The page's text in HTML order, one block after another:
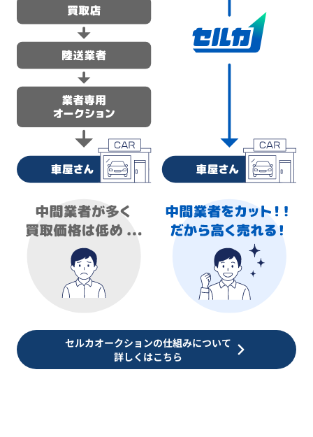
セルカオークションの仕組みについて
詳しくはこちら